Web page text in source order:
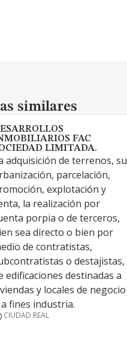
similares
FAC
LIMITADA.
adquisición de terrenos, su
parcelación,
explotación y
la realización por
porpia o de terceros,
sea directo o bien por
de contratistas,
o destajistas,
edificaciones destinadas a
y locales de negocio
fines industria.
CIUDAD REAL